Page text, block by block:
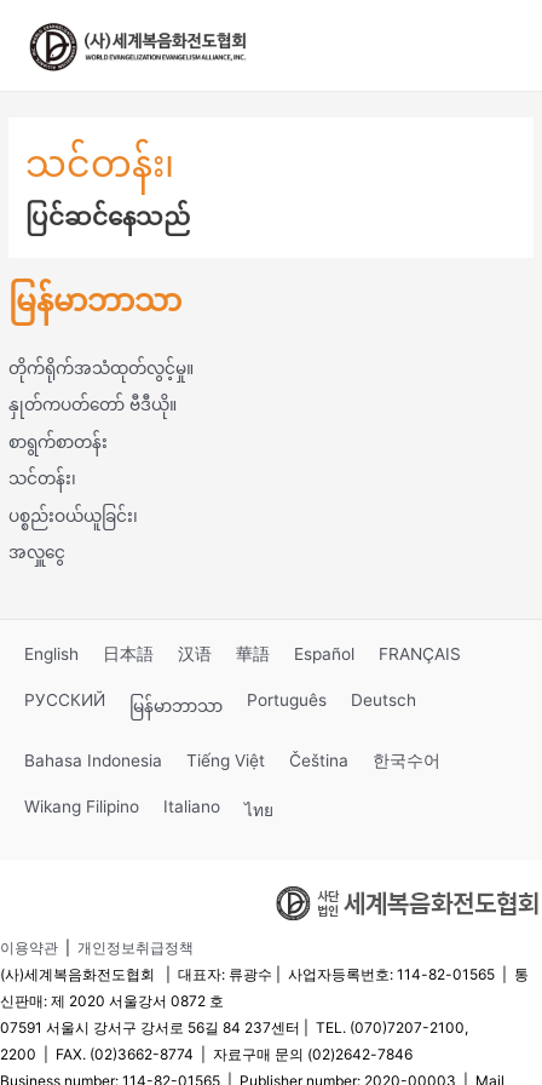
မြန်မာဘာသာ
တိုက်ရိုက်အသံထုတ်လွင့်မှု။
နှုတ်ကပတ်တော် ဗီဒီယို။
စာရွက်စာတန်း
သင်တန်း၊
ပစ္စည်းဝယ်ယူခြင်း၊
အလှူငွေ
သင်တန်း၊
ပြင်ဆင်နေသည်
English 日本語 汉语 華語 Español FRANÇAIS
РУССКИЙ မြန်မာဘာသာ Português Deutsch
Bahasa Indonesia Tiếng Việt Čeština 한국수어
Wikang Filipino Italiano ไทย
이용약관
개인정보취급정책
(사)세계복음화전도협회 | 대표자: 류광수 | 사업자등록번호: 114-82-01565 | 통
신판매: 제 2020 서울강서 0872 호
07591 서울시 강서구 강서로 56길 84 237센터 | TEL. (070)7207-2100,
2200 | FAX. (02)3662-8774 | 자료구매 문의 (02)2642-7846
Business number: 114-82-01565 | Publisher number: 2020-00003 | Mail